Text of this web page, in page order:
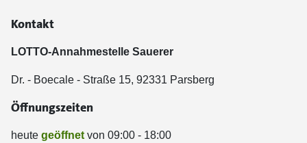
Kontakt
LOTTO-Annahmestelle Sauerer
Dr. - Boecale - Straße 15, 92331 Parsberg
Öffnungszeiten
heute geöffnet von 09:00 - 18:00